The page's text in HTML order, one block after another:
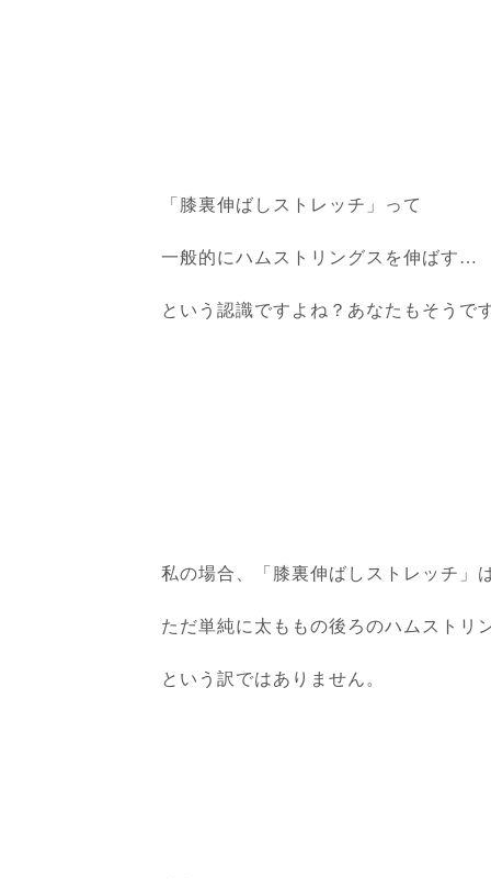
「膝裏伸ばしストレッチ」って
一般的にハムストリングスを伸ばす…
という認識ですよね？あなたもそうで
私の場合、「膝裏伸ばしストレッチ」
ただ単純に太ももの後ろのハムストリ
という訳ではありません。